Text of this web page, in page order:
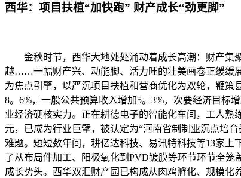
西华：项目扶植“加快跑” 财产成长“劲更脚”
金秋时节，西华大地处处涌动着成长高潮：财产集聚
越……一幅财产兴、动能脚、活力旺的壮美画卷正缓缓
为焦点引擎，以严沉项目扶植和营商优化为双轮，鞭策
8。6%，一般公共预算收入增加5。3%，次要经济目标
业经济硬核实力。正在耕德电子的智能化车间，工人
元，已成为行业巨擘，被认定为“河南省制制业沉点培
难题。短短数年间，耕亿达科技、易讯特科技等13家
了从布局件加工、阳极氧化到PVD镀膜等环节环节全
成长势头。西华双汇财产园已构成从肉鸡孵化、规模